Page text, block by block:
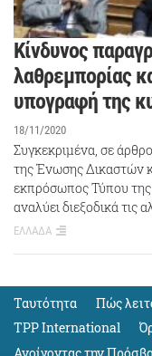
Κίνδυνος
λαθρεμπορίας
υπογραφή της
18/11/2020
Συγκεκριμένα, σε
της Ένωσης Δικαστών
εκπρόσωπος Τύπου
αναλύει διεξοδικά τις
ΕΛΛΑΔΑ
Ταυτότητα Πώς
TPP International